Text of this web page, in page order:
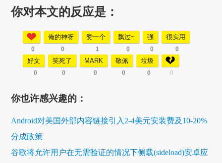
你对本文的反应是：
0
俺的神呀
0
赞一个
1
飘过~
0
强
0
很实用
0
好文
0
笑死了
0
MARK
0
敬佩
0
垃圾
0 0
你也许感兴趣的：
Android对美国外部内容链接引入2-4美元安装费及10-20%
分成政策
谷歌将允许用户在无需验证的情况下侧载(sideload)安卓应